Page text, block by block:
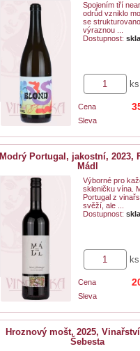
Spojením tří
odrůd vzniklo
se
výraznou ...
Dostupnost:
ks
Cena
Sleva
Modrý Portugal, jakostní, 2023,
Mádl
Výborné pro
skleničku vína.
Portugal z
svěží, ale ...
Dostupnost:
ks
Cena
Sleva
Hroznový mošt, 2025,
Šebesta